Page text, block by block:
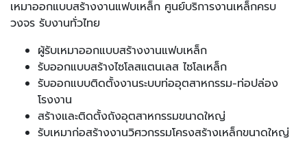
เหมาออกแบบสร้างงานแฟบเหล็ก ศูนย์บริการงานเหล็กครบ
วงจร รับงานทั่วไทย
ผู้รับเหมาออกแบบสร้างงานแฟบเหล็ก
รับออกแบบสร้างไซโลสแตนเลส ไซโลเหล็ก
รับออกแบบติดตั้งงานระบบท่ออุตสาหกรรม-ท่อปล่อง
โรงงาน
สร้างและติดตั้งถังอุตสาหกรรมขนาดใหญ่
รับเหมาก่อสร้างงานวิศวกรรมโครงสร้างเหล็กขนาดใหญ่